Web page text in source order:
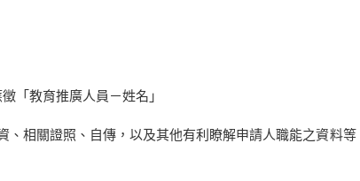
「教育推廣人員－姓名」
相關證照、自傳，以及其他有利瞭解申請人職能之資料